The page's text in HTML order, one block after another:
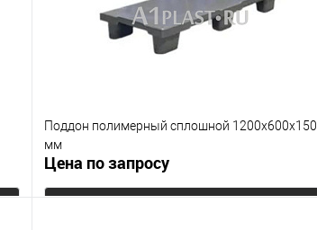
Поддон полимерный сплошной 1200х600х150
мм
Цена по запросу